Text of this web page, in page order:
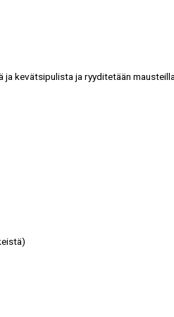
kevätsipulista ja ryyditetään